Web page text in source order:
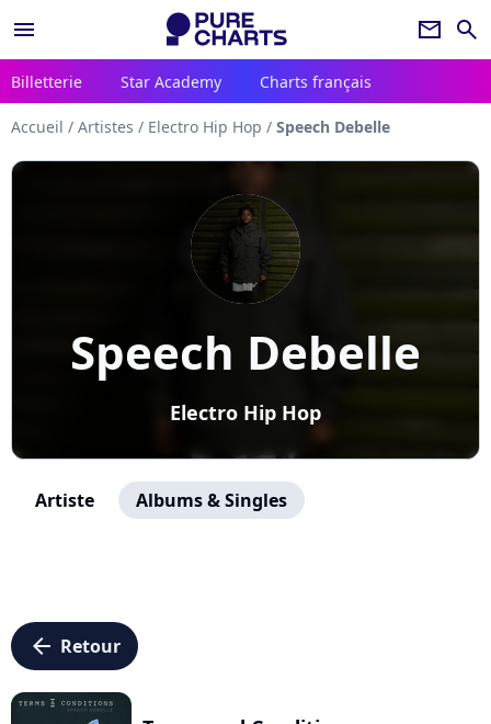
menu newsletter search
Billetterie Star Academy Charts français
Accueil / Artistes / Electro Hip Hop / Speech Debelle
Speech Debelle
Electro Hip Hop
Artiste Albums & Singles
arrow_left Retour